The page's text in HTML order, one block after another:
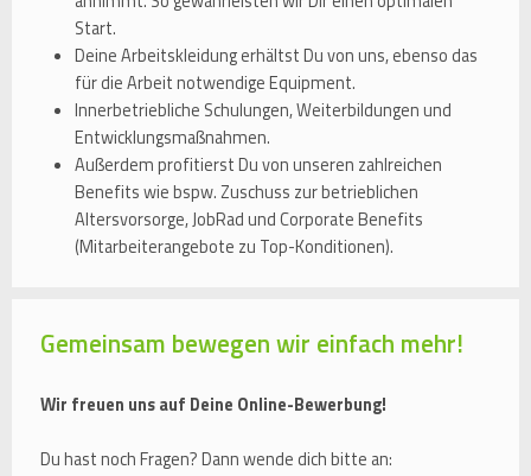
Start.
Deine Arbeitskleidung erhältst Du von uns, ebenso das
für die Arbeit notwendige Equipment.
Innerbetriebliche Schulungen, Weiterbildungen und
Entwicklungsmaßnahmen.
Außerdem profitierst Du von unseren zahlreichen
Benefits wie bspw. Zuschuss zur betrieblichen
Altersvorsorge, JobRad und Corporate Benefits
(Mitarbeiterangebote zu Top-Konditionen).
Gemeinsam bewegen wir einfach mehr!
Wir freuen uns auf Deine Online-Bewerbung!
Du hast noch Fragen? Dann wende dich bitte an: